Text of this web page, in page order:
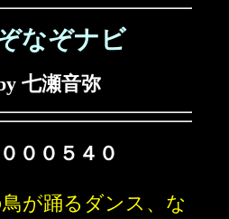
なぞナビ
七瀬音弥
０００５４０
が踊るダンス、な